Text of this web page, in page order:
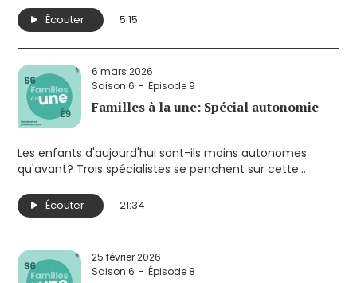
(2:30)Encourager les naissances, oui mais…
solutions à court terme ne suffisent pas.
(4:07)Prénoms de plus en plus uniquespartout dans
le monde. Phoenix, Laser, Aya, Zaélie, les parents veulent
que leur enfant se démarque.
Écouter 5:15
6 mars 2026
Saison 6
Épisode 9
Familles à la une: Spécial autonomie
Les enfants d'aujourd'hui sont-ils moins autonomes
qu'avant? Trois spécialistes se penchent sur cette
démystifient les signes du manque d’autonomie chez les
enfants et en expliquent les conséquences. Ils proposent
aussi des pistes de solution concrètes pour aider les
enfants à gagner en autonomie et en liberté.
Écouter 21:34
25 février 2026
Saison 6
Épisode 8